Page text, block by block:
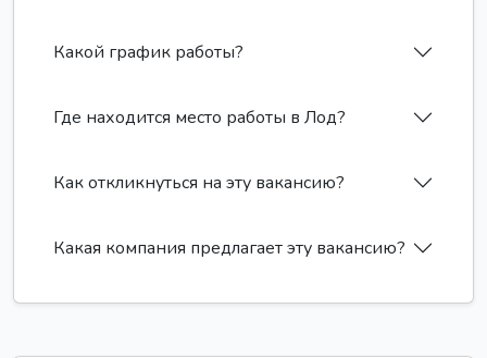
Какой график работы?
Где находится место работы в Лод?
Как откликнуться на эту вакансию?
Какая компания предлагает эту вакансию?